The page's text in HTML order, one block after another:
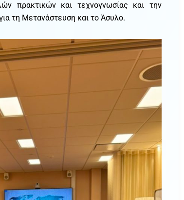
πρακτικών και τεχνογνωσίας και την
τη Μετανάστευση και το Άσυλο.